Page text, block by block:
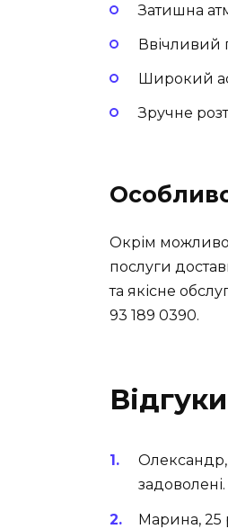
Затишна
Ввічливий
Широкий
Зручне
Окрім
послуги
та якісне
93 189 0390.
Марина, 25